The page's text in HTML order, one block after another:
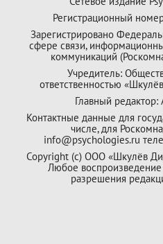
Регистрационный
Зарегистрировано
сфере связи,
коммуникаций
Учредитель:
ответственностью
Главный
Контактные данные для
числе, для
info@psychologies.ru
Copyright (с) ООО «Шкулёв
Любое воспроизведение
разрешения